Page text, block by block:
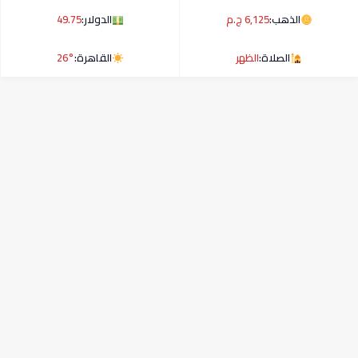
الذهب:6,125 ج.م الدولار:49.75
الصلاة:الظهر القاهرة:26°